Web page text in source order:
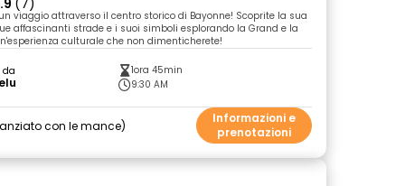
(7)
viaggio attraverso il centro storico di Bayonne! Scoprite la sua
affascinanti strade e i suoi simboli esplorando la Grand e la
culturale che non dimenticherete!
da
1ora 45min
9:30 AM
con le mance
Informazioni e
prenotazioni